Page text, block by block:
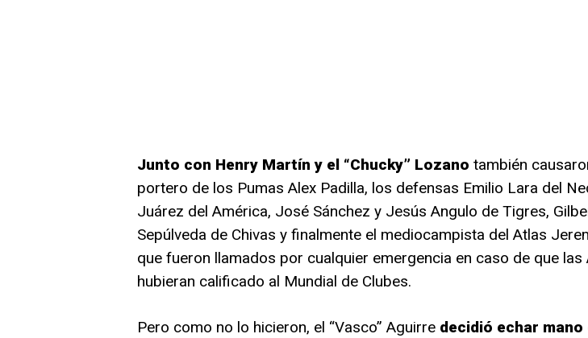
Junto con Henry Martín y el “Chucky” Lozano también
portero de los Pumas Alex Padilla, los defensas Emilio Lara del
Juárez del América, José Sánchez y Jesús Angulo de Tigres,
Sepúlveda de Chivas y finalmente el mediocampista del Atlas
que fueron llamados por cualquier emergencia en caso de que las
hubieran calificado al Mundial de Clubes.
Pero como no lo hicieron, el “Vasco” Aguirre decidió echar